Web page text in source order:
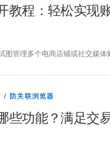
教程：轻松实现
图管理多个电商店铺或社交媒体
/防关联浏览器
些功能？满足交